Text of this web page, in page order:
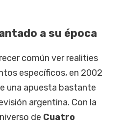
a su época
común ver realities
específicos, en 2002
una apuesta bastante
argentina. Con la
de Cuatro